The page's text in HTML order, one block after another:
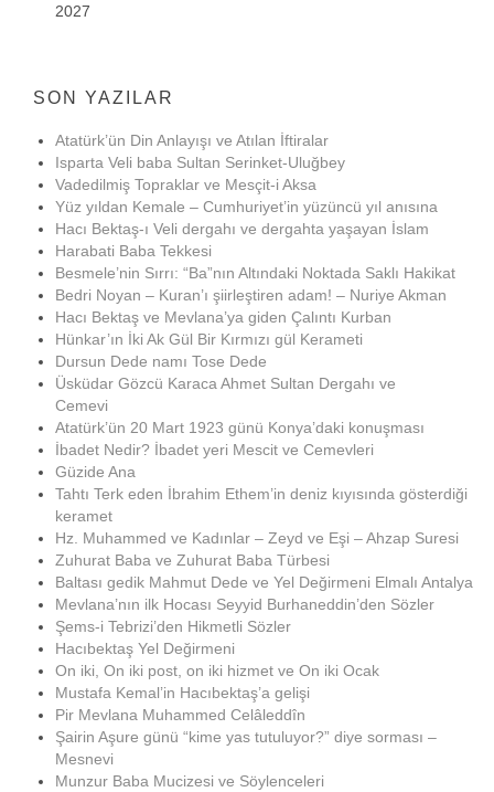
2027
SON YAZILAR
Atatürk’ün Din Anlayışı ve Atılan İftiralar
Isparta Veli baba Sultan Serinket-Uluğbey
Vadedilmiş Topraklar ve Mesçit-i Aksa
Yüz yıldan Kemale – Cumhuriyet’in yüzüncü yıl anısına
Hacı Bektaş-ı Veli dergahı ve dergahta yaşayan İslam
Harabati Baba Tekkesi
Besmele’nin Sırrı: “Ba”nın Altındaki Noktada Saklı Hakikat
Bedri Noyan – Kuran’ı şiirleştiren adam! – Nuriye Akman
Hacı Bektaş ve Mevlana’ya giden Çalıntı Kurban
Hünkar’ın İki Ak Gül Bir Kırmızı gül Kerameti
Dursun Dede namı Tose Dede
Üsküdar Gözcü Karaca Ahmet Sultan Dergahı ve
Cemevi
Atatürk’ün 20 Mart 1923 günü Konya’daki konuşması
İbadet Nedir? İbadet yeri Mescit ve Cemevleri
Güzide Ana
Tahtı Terk eden İbrahim Ethem’in deniz kıyısında gösterdiği
keramet
Hz. Muhammed ve Kadınlar – Zeyd ve Eşi – Ahzap Suresi
Zuhurat Baba ve Zuhurat Baba Türbesi
Baltası gedik Mahmut Dede ve Yel Değirmeni Elmalı Antalya
Mevlana’nın ilk Hocası Seyyid Burhaneddin’den Sözler
Şems-i Tebrizi’den Hikmetli Sözler
Hacıbektaş Yel Değirmeni
On iki, On iki post, on iki hizmet ve On iki Ocak
Mustafa Kemal’in Hacıbektaş’a gelişi
Pir Mevlana Muhammed Celâleddîn
Şairin Aşure günü “kime yas tutuluyor?” diye sorması –
Mesnevi
Munzur Baba Mucizesi ve Söylenceleri